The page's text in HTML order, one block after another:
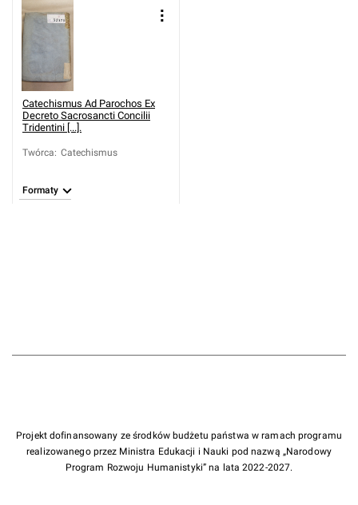
Catechismus Ad Parochos Ex
Decreto Sacrosancti Concilii
Tridentini [...].
Twórca: Catechismus
Formaty
Projekt dofinansowany ze środków budżetu państwa w ramach programu
realizowanego przez Ministra Edukacji i Nauki pod nazwą „Narodowy
Program Rozwoju Humanistyki” na lata 2022-2027.